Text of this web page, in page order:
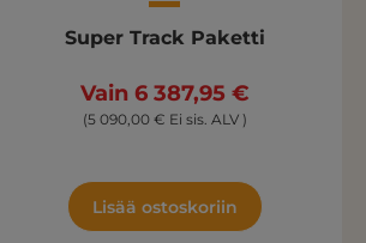
Super Track Paketti
Vain 6 387,95 €
(5 090,00 € Ei sis. ALV )
Lisää ostoskoriin